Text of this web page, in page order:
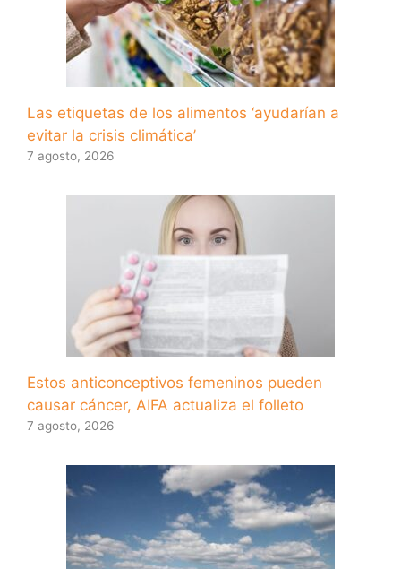
Las etiquetas de los alimentos ‘ayudarían a
evitar la crisis climática’
7 agosto, 2026
Estos anticonceptivos femeninos pueden
causar cáncer, AIFA actualiza el folleto
7 agosto, 2026